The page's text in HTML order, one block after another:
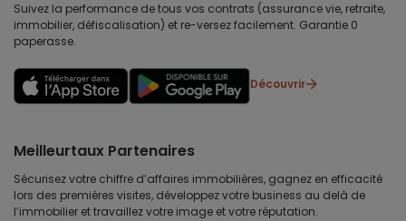
Suivez la performance de tous vos contrats (assurance vie, retraite,
immobilier, défiscalisation) et re-versez facilement. Garantie 0
paperasse.
Découvrir
Meilleurtaux Partenaires
Sécurisez votre chiffre d’affaires immobilières, gagnez en efficacité
lors des premières visites, développez votre business au delà de
l’immobilier et travaillez votre image et votre réputation.